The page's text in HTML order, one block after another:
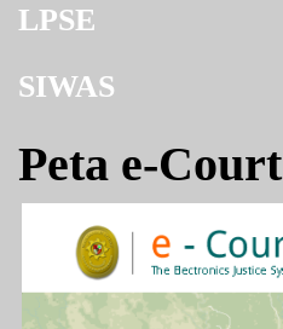
LPSE
SIWAS
Peta e-Court